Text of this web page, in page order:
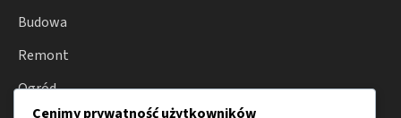
Budowa
Remont
Ogród
Cenimy prywatność użytkowników